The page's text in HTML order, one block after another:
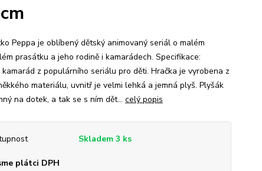
Peppa je oblíbený dětský animovaný seriál o malém
prasátku a jeho rodině i kamarádech. Specifikace:
kamarád z populárního seriálu pro děti. Hračka je vyrobena z
materiálu, uvnitř je velmi lehká a jemná plyš. Plyšák
na dotek, a tak se s ním dět... celý popis
Skladem 3 ks
plátci DPH